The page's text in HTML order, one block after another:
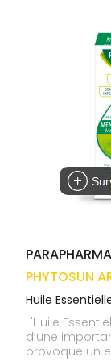
PHYTOSUN
Huile
L'Huile
d’une
provoque un